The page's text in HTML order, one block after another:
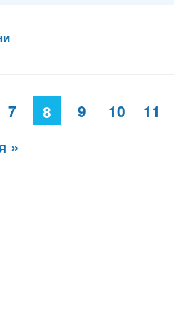
7 8 9 10 11
»